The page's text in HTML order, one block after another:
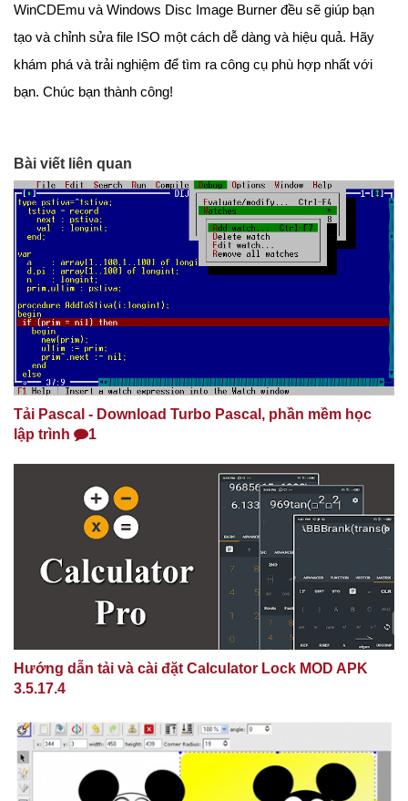
WinCDEmu và Windows Disc Image Burner đều sẽ giúp bạn
tạo và chỉnh sửa file ISO một cách dễ dàng và hiệu quả. Hãy
khám phá và trải nghiệm để tìm ra công cụ phù hợp nhất với
bạn. Chúc bạn thành công!
Bài viết liên quan
Tải Pascal - Download Turbo Pascal, phần mềm học
lập trình
1
Hướng dẫn tải và cài đặt Calculator Lock MOD APK
3.5.17.4